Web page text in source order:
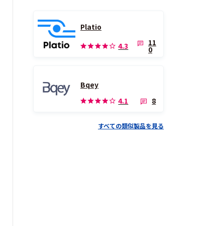
Platio
4.3
11
0
Bqey
4.1
8
すべての類似製品を見る